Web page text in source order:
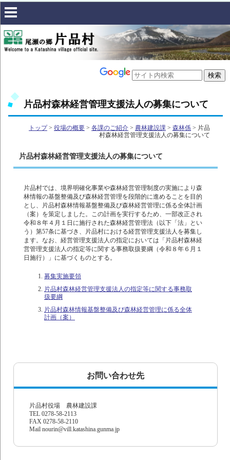
片品村森林経営管理支援法人の募集について
トップ> 役場の概要 > 各課のご紹介 > 農林建設課 > 森林係 > 片品
村森林経営管理支援法人の募集について
片品村森林経営管理支援法人の募集について
片品村では、境界明確化事業や森林経営管理制度の実施により森
林情報の基盤整備及び森林経営管理を段階的に進めることを目的
とし、片品村森林情報基盤整備及び森林経営管理に係る全体計画
（案）を策定しました。この計画を実行するため、一部改正され
令和８年４月１日に施行された森林経営管理法（以下「法」とい
う）第57条に基づき、片品村における経営管理支援法人を募集し
ます。なお、経営管理支援法人の指定においては「片品村森林経
営管理支援法人の指定等に関する事務取扱要綱（令和８年６月１
日施行）」に基づくものとする。
募集実施要領
片品村森林経営管理支援法人の指定等に関する事務取
扱要綱
片品村森林情報基盤整備及び森林経営管理に係る全体
計画（案）
お問い合わせ先
片品村役場 農林建設課
TEL 0278-58-2113
FAX 0278-58-2110
Mail nourin@vill.katashina.gunma.jp